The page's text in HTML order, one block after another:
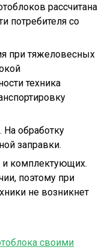
рассчитана
потребителя со
при тяжеловесных
техника
обработку
заправки.
и комплектующих.
поэтому при
не возникнет
своими